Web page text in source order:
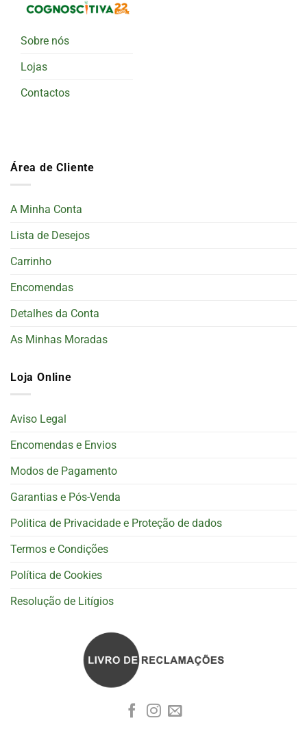
Sobre nós
Lojas
Contactos
Área de Cliente
A Minha Conta
Lista de Desejos
Carrinho
Encomendas
Detalhes da Conta
As Minhas Moradas
Loja Online
Aviso Legal
Encomendas e Envios
Modos de Pagamento
Garantias e Pós-Venda
Politica de Privacidade e Proteção de dados
Termos e Condições
Política de Cookies
Resolução de Litígios